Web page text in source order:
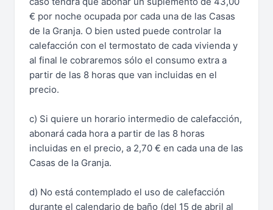
€ por noche ocupada por cada una de las Casas
de la Granja. O bien usted puede controlar la
calefacción con el termostato de cada vivienda y
al final le cobraremos sólo el consumo extra a
partir de las 8 horas que van incluidas en el
precio.
c) Si quiere un horario intermedio de calefacción,
abonará cada hora a partir de las 8 horas
incluidas en el precio, a 2,70 € en cada una de las
Casas de la Granja.
d) No está contemplado el uso de calefacción
durante el calendario de baño (del 15 de abril al